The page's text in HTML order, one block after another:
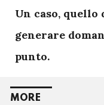
Un caso, quello
generare
punto.
MORE